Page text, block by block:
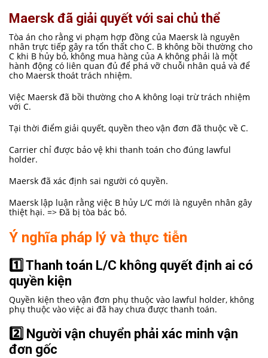
Maersk đã giải quyết với sai chủ thể
Tòa án cho rằng vi phạm hợp đồng của Maersk là nguyên
nhân trực tiếp gây ra tổn thất cho C. B không bồi thường cho
C khi B hủy bỏ, không mua hàng của A không phải là một
hành động có liên quan đủ để phá vỡ chuỗi nhân quả và để
cho Maersk thoát trách nhiệm.
Việc Maersk đã bồi thường cho A không loại trừ trách nhiệm
với C.
Tại thời điểm giải quyết, quyền theo vận đơn đã thuộc về C.
Carrier chỉ được bảo vệ khi thanh toán cho đúng lawful
holder.
Maersk đã xác định sai người có quyền.
Maersk lập luận rằng việc B hủy L/C mới là nguyên nhân gây
thiệt hại. => Đã bị tòa bác bỏ.
Ý nghĩa pháp lý và thực tiễn
1️⃣ Thanh toán L/C không quyết định ai có
quyền kiện
Quyền kiện theo vận đơn phụ thuộc vào lawful holder, không
phụ thuộc vào việc ai đã hay chưa được thanh toán.
2️⃣ Người vận chuyển phải xác minh vận
đơn gốc